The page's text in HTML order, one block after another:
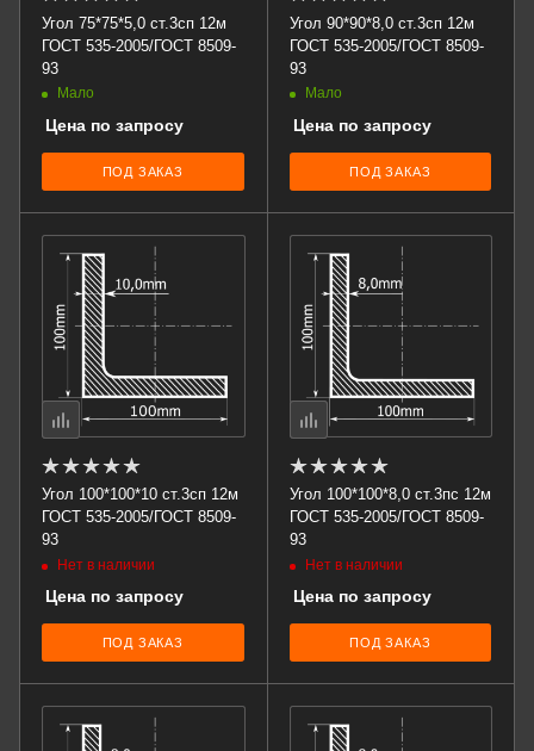
Угол 75*75*5,0 ст.3сп 12м
ГОСТ 535-2005/ГОСТ 8509-
93
Мало
Цена по запросу
ПОД ЗАКАЗ
Угол 90*90*8,0 ст.3сп 12м
ГОСТ 535-2005/ГОСТ 8509-
93
Мало
Цена по запросу
ПОД ЗАКАЗ
Угол 100*100*10 ст.3сп 12м
ГОСТ 535-2005/ГОСТ 8509-
93
Нет в наличии
Цена по запросу
ПОД ЗАКАЗ
Угол 100*100*8,0 ст.3пс 12м
ГОСТ 535-2005/ГОСТ 8509-
93
Нет в наличии
Цена по запросу
ПОД ЗАКАЗ